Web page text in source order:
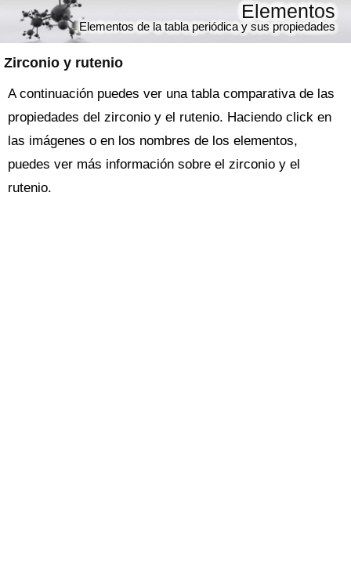
Zirconio y rutenio
Elementos
Elementos de la tabla periódica y sus propiedades
A continuación puedes ver una tabla comparativa de las
propiedades del zirconio y el rutenio. Haciendo click en
las imágenes o en los nombres de los elementos,
puedes ver más información sobre el zirconio y el
rutenio.